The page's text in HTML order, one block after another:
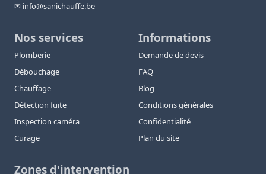
✉ info@sanichauffe.be
Nos services
Plomberie
Débouchage
Chauffage
Détection fuite
Inspection caméra
Curage
Informations
Demande de devis
FAQ
Blog
Conditions générales
Confidentialité
Plan du site
Zones d'intervention